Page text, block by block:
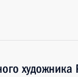
художника